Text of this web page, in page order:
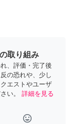
取り組み
、評価・完了後
の恐れや、少し
エストやユーザ
い。
詳細を見る
tag_faces